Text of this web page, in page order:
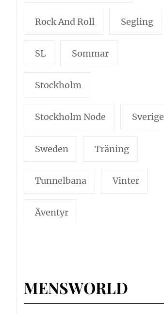
Rock And Roll Segling
SL Sommar
Stockholm
Stockholm Node Sverige
Sweden Träning
Tunnelbana Vinter
Äventyr
MENSWORLD